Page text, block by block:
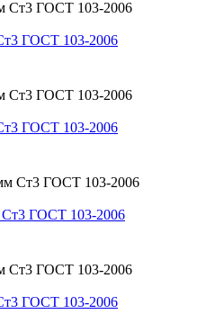
ГОСТ 103-2006
ГОСТ 103-2006
Ст3 ГОСТ 103-2006
ГОСТ 103-2006